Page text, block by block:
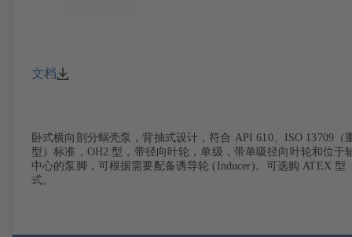
文档
卧式横向剖分蜗壳泵，背抽式设计，符合 API 610、ISO 13709（
型）标准，OH2 型，带径向叶轮，单级，带单吸径向叶轮和位于
中心的泵脚，可根据需要配备诱导轮 (Inducer)。可选购 ATEX 型
式。